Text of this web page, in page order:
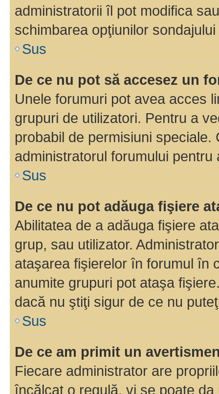
administratorii îl pot modifica
schimbarea opţiunilor
Sus
De ce nu pot să accesez un
Unele forumuri pot avea acces
grupuri de utilizatori. Pentru a
probabil de permisiuni
administratorul forumului pentru
Sus
De ce nu pot adăuga fişiere
Abilitatea de a adăuga fişiere
grup, sau utilizator.
ataşarea fişierelor în forumul în
anumite grupuri pot ataşa
dacă nu ştiţi sigur de ce nu
Sus
De ce am primit un
Fiecare administrator are
încălcat o regulă, vi se poate